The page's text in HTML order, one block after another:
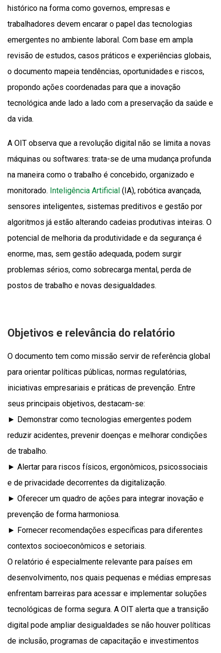
histórico na forma como governos, empresas e
trabalhadores devem encarar o papel das tecnologias
emergentes no ambiente laboral. Com base em ampla
revisão de estudos, casos práticos e experiências globais,
o documento mapeia tendências, oportunidades e riscos,
propondo ações coordenadas para que a inovação
tecnológica ande lado a lado com a preservação da saúde e
da vida.
A OIT observa que a revolução digital não se limita a novas
máquinas ou softwares: trata-se de uma mudança profunda
na maneira como o trabalho é concebido, organizado e
monitorado. Inteligência Artificial (IA), robótica avançada,
sensores inteligentes, sistemas preditivos e gestão por
algoritmos já estão alterando cadeias produtivas inteiras. O
potencial de melhoria da produtividade e da segurança é
enorme, mas, sem gestão adequada, podem surgir
problemas sérios, como sobrecarga mental, perda de
postos de trabalho e novas desigualdades.
Objetivos e relevância do relatório
O documento tem como missão servir de referência global
para orientar políticas públicas, normas regulatórias,
iniciativas empresariais e práticas de prevenção. Entre
seus principais objetivos, destacam-se:
► Demonstrar como tecnologias emergentes podem
reduzir acidentes, prevenir doenças e melhorar condições
de trabalho.
► Alertar para riscos físicos, ergonômicos, psicossociais
e de privacidade decorrentes da digitalização.
► Oferecer um quadro de ações para integrar inovação e
prevenção de forma harmoniosa.
► Fornecer recomendações específicas para diferentes
contextos socioeconômicos e setoriais.
O relatório é especialmente relevante para países em
desenvolvimento, nos quais pequenas e médias empresas
enfrentam barreiras para acessar e implementar soluções
tecnológicas de forma segura. A OIT alerta que a transição
digital pode ampliar desigualdades se não houver políticas
de inclusão, programas de capacitação e investimentos